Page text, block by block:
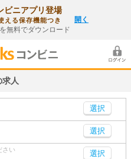
ビニアプリ登場
える保存機能つき
無料でダウンロード
開く
求人
選択
さい 選択